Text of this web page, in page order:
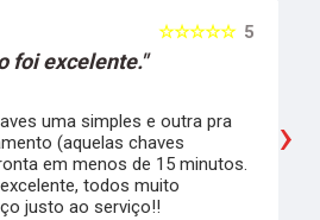
5
☆☆☆☆☆
foi excelente."
uma simples e outra pra
(aquelas chaves
em menos de 15 minutos.
todos muito
justo ao serviço!!
›